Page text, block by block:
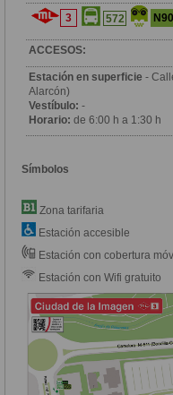
3 572
ACCESOS:
Estación en superficie -
Alarcón)
Vestíbulo: -
Horario: de 6:00 h a 1:30 h
Símbolos
Zona tarifaria
Estación accesible
Estación con cobertura
Estación con Wifi gratuito